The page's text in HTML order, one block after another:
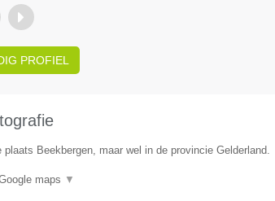
PROFIEL
plaats Beekbergen, maar wel in de provincie Gelderland.
maps ▼